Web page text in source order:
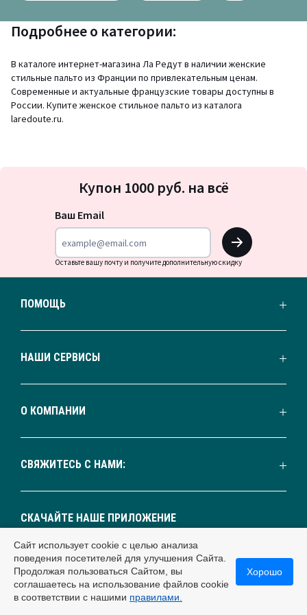
Подробнее о категории:
В каталоге интернет-магазина Ла Редут в наличии женские
стильные пальто из Франции по привлекательным ценам.
Современные и актуальные французские товары доступны в
России. Купите женское стильное пальто из каталога
laredoute.ru.
на
Купон 1000 руб. на всё
Ваш Email
OK
Оставьте вашу почту и получите дополнительную скидку
ПОМОЩЬ
НАШИ СЕРВИСЫ
О КОМПАНИИ
СВЯЖИТЕСЬ С НАМИ:
МЫ С ВАМИ
СКАЧАЙТЕ НАШЕ ПРИЛОЖЕНИЕ
Сайт использует cookie с целью анализа
поведения посетителей для улучшения Сайта.
Продолжая пользоваться Сайтом, вы
соглашаетесь на использование файлов cookie
в соответствии с нашими правилами.
Хорошо